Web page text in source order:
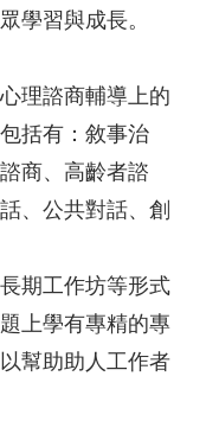
學習與成長。
理諮商輔導上的
括有：敘事治
商、高齡者諮
、公共對話、創
期工作坊等形式
上學有專精的專
幫助助人工作者